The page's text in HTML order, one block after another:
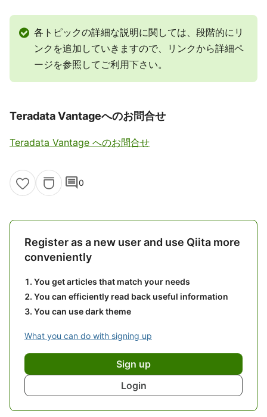
各トピックの詳細な説明に関しては、段階的にリ
ンクを追加していきますので、リンクから詳細ペ
ージを参照してご利用下さい。
Teradata Vantageへのお問合せ
Teradata Vantage へのお問合せ
comment0
Register as a new user and use Qiita more
conveniently
You get articles that match your needs
You can efficiently read back useful information
You can use dark theme
What you can do with signing up
Sign up
Login